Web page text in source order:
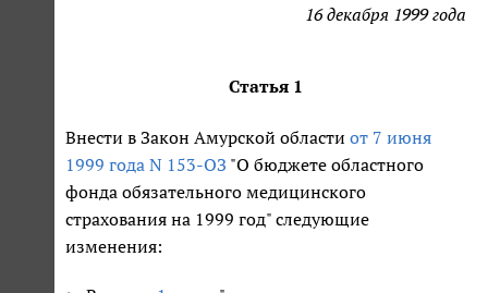
16 декабря 1999 года
Статья 1
Внести в Закон Амурской области от 7 июня
1999 года N 153-ОЗ "О бюджете областного
фонда обязательного медицинского
страхования на 1999 год" следующие
изменения: